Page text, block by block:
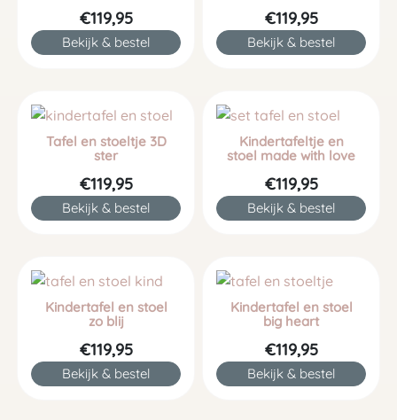
€119,95
Bekijk & bestel
€119,95
Bekijk & bestel
Tafel en stoeltje 3D
ster
€119,95
Bekijk & bestel
Kindertafeltje en
stoel made with love
€119,95
Bekijk & bestel
Kindertafel en stoel
zo blij
€119,95
Bekijk & bestel
Kindertafel en stoel
big heart
€119,95
Bekijk & bestel